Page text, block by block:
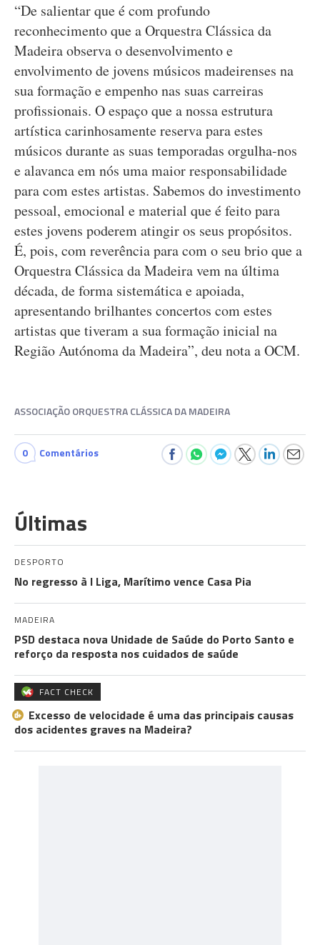
“De salientar que é com profundo
reconhecimento que a Orquestra Clássica da
Madeira observa o desenvolvimento e
envolvimento de jovens músicos madeirenses na
sua formação e empenho nas suas carreiras
profissionais. O espaço que a nossa estrutura
artística carinhosamente reserva para estes
músicos durante as suas temporadas orgulha-nos
e alavanca em nós uma maior responsabilidade
para com estes artistas. Sabemos do investimento
pessoal, emocional e material que é feito para
estes jovens poderem atingir os seus propósitos.
É, pois, com reverência para com o seu brio que a
Orquestra Clássica da Madeira vem na última
década, de forma sistemática e apoiada,
apresentando brilhantes concertos com estes
artistas que tiveram a sua formação inicial na
Região Autónoma da Madeira”, deu nota a OCM.
ASSOCIAÇÃO ORQUESTRA CLÁSSICA DA MADEIRA
0 Comentários
Últimas
DESPORTO
No regresso à I Liga, Marítimo vence Casa Pia
MADEIRA
PSD destaca nova Unidade de Saúde do Porto Santo e
reforço da resposta nos cuidados de saúde
FACT CHECK
Excesso de velocidade é uma das principais causas
dos acidentes graves na Madeira?